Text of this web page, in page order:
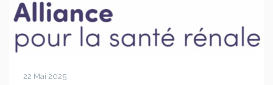
22 Mai 2025